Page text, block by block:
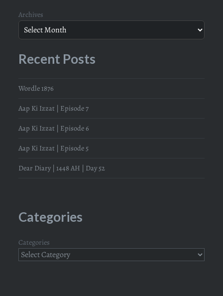
Archives
Recent Posts
Wordle 1876
Aap Ki Izzat | Episode 7
Aap Ki Izzat | Episode 6
Aap Ki Izzat | Episode 5
Dear Diary | 1448 AH | Day 52
Categories
Categories